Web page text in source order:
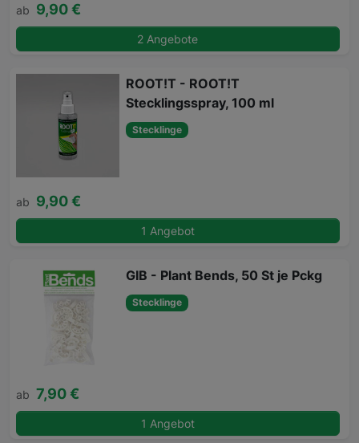
ab 9,90 €
2 Angebote
ROOT!T - ROOT!T
Stecklingsspray, 100 ml
Stecklinge
ab 9,90 €
1 Angebot
GIB - Plant Bends, 50 St je Pckg
Stecklinge
ab 7,90 €
1 Angebot